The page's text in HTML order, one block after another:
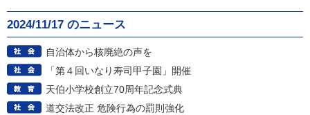
2024/11/17 のニュース
自治体から核廃絶の声を
「第４回いなり寿司甲子園」開催
天伯小学校創立70周年記念式典
道交法改正 危険行為の罰則強化